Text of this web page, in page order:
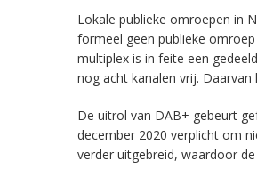
Lokale publieke omroepen in
formeel geen publieke
multiplex is in feite een
nog acht kanalen vrij.
De uitrol van DAB+ gebeurt
december 2020 verplicht om
verder uitgebreid, waardoor